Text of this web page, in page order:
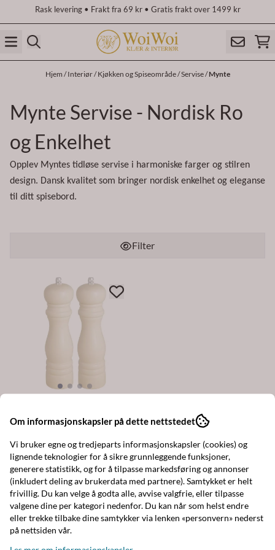
Hopp til innholdRask levering • Frakt fra 69 kr • Gratis frakt over 1499 kr
Hjem /Interiør/Kjøkken og Spiseområde/Servise/Mynte
Mynte Servise - Nordisk Ro
og Enkelhet
Opplev Myntes tidløse servise i harmoniske farger og stilren
design. Dansk kvalitet som bringer nordisk enkelhet og eleganse
til ditt spisebord.
Filter
219,-
På lager
Kjøp
Om informasjonskapsler på dette nettstedet
Vi bruker egne og tredjeparts informasjonskapsler (cookies) og
lignende teknologier for å sikre grunnleggende funksjoner,
generere statistikk, og for å tilpasse markedsføring og annonser
(inkludert deling av brukerdata med partnere). Samtykket er helt
frivillig. Du kan velge å godta alle, avvise valgfrie, eller tilpasse
valgene dine per kategori nedenfor. Du kan når som helst endre
eller trekke tilbake dine samtykker via lenken «personvern» nederst
på nettsiden vår.